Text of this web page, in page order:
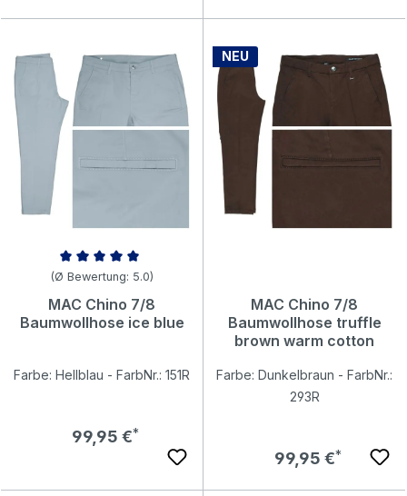
Durchschnittliche Bewertung von 5 von 5 Sternen
(Ø Bewertung: 5.0)
MAC Chino 7/8
Baumwollhose ice blue
Farbe: Hellblau - FarbNr.: 151R
Regulärer Preis:
99,95 €
NEU
MAC Chino 7/8
Baumwollhose truffle
brown warm cotton
Farbe: Dunkelbraun - FarbNr.:
293R
Regulärer Preis:
99,95 €